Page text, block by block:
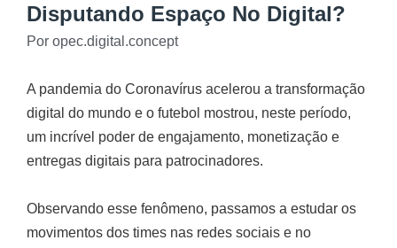
Disputando Espaço No Digital?
Por opec.digital.concept
A pandemia do Coronavírus acelerou a transformação
digital do mundo e o futebol mostrou, neste período,
um incrível poder de engajamento, monetização e
entregas digitais para patrocinadores.
Observando esse fenômeno, passamos a estudar os
movimentos dos times nas redes sociais e no